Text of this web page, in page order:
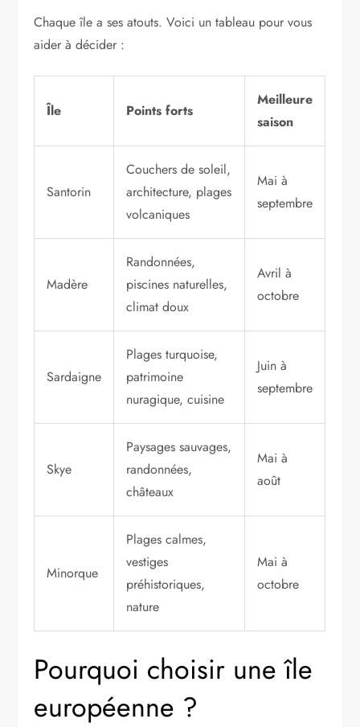
Chaque île a ses atouts. Voici un tableau pour vous
aider à décider :
Île Points forts
Meilleure
saison
Santorin
Couchers de soleil,
architecture, plages
volcaniques
Mai à
septembre
Madère
Randonnées,
piscines naturelles,
climat doux
Avril à
octobre
Sardaigne
Plages turquoise,
patrimoine
nuragique, cuisine
Juin à
septembre
Skye
Paysages sauvages,
randonnées,
châteaux
Mai à
août
Minorque
Plages calmes,
vestiges
préhistoriques,
nature
Mai à
octobre
Pourquoi choisir une île
européenne ?